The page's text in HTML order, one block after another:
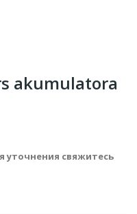
akumulatora
уточнения свяжитесь